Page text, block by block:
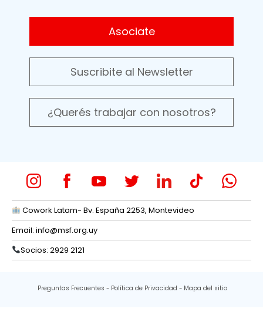
Asociate
Suscribite al Newsletter
¿Querés trabajar con nosotros?
Cowork Latam- Bv. España 2253, Montevideo
Email: info@msf.org.uy
Socios: 2929 2121
Preguntas Frecuentes Política de Privacidad Mapa del sitio